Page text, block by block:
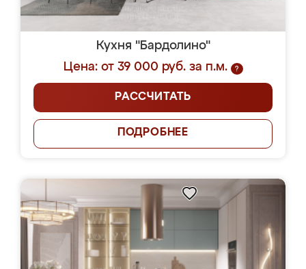
Кухня "Бардолино"
Цена: от 39 000 руб. за п.м.
?
РАССЧИТАТЬ
ПОДРОБНЕЕ